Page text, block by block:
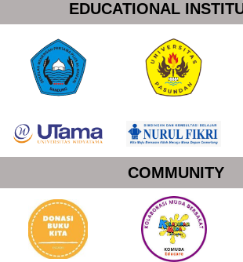
EDUCATIONAL
COMMUNITY